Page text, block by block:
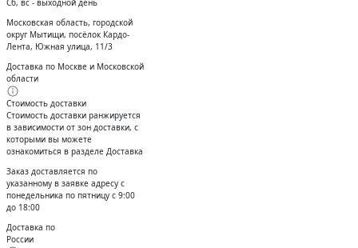
Московская область, городской
округ Мытищи, посёлок Кардо-
Лента, Южная улица, 11/3
Доставка по Москве и Московской
области
Стоимость доставки
Стоимость доставки ранжируется
в зависимости от зон доставки, с
которыми вы можете
ознакомиться в разделе Доставка
Заказ доставляется по
указанному в заявке адресу с
понедельника по пятницу с 9:00
до 18:00
Доставка по
России